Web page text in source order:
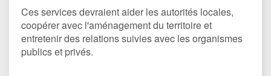
Ces services devraient aider les autorités locales,
coopérer avec l'aménagement du territoire et
entretenir des relations suivies avec les organismes
publics et privés.